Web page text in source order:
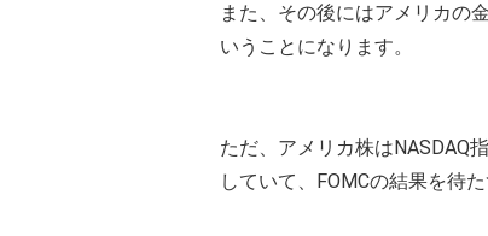
また、その後にはアメリカの
いうことになります。
ただ、アメリカ株はNASDAQ
していて、FOMCの結果を待